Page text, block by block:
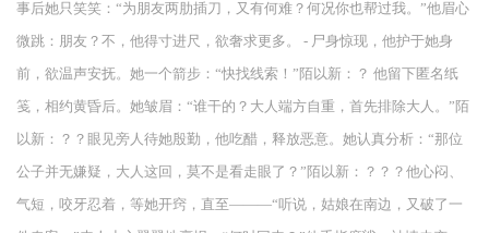
事后她只笑笑：“为朋友两肋插刀，又有何难？何况你也帮过我。”他眉心
微跳：朋友？不，他得寸进尺，欲奢求更多。 - 尸身惊现，他护于她身
前，欲温声安抚。她一个箭步：“快找线索！”陌以新：？ 他留下匿名纸
笺，相约黄昏后。她皱眉：“谁干的？大人端方自重，首先排除大人。”陌
以新：？？眼见旁人待她殷勤，他吃醋，释放恶意。她认真分析：“那位
公子并无嫌疑，大人这回，莫不是看走眼了？”陌以新：？？？他心闷、
气短，咬牙忍着，等她开窍，直至———“听说，姑娘在南边，又破了一